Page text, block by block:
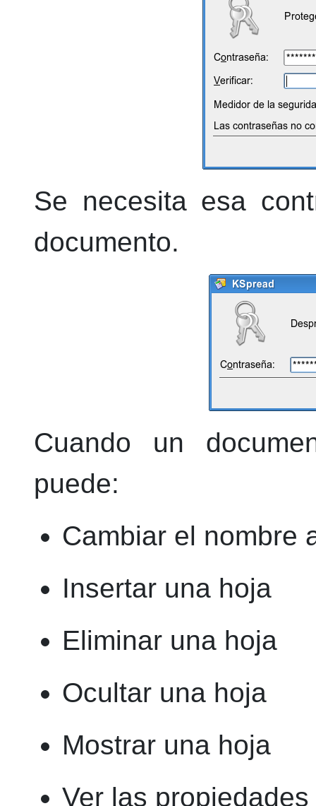
Se necesita esa
documento.
Cuando un
puede:
Cambiar el nombre
Insertar una hoja
Eliminar una hoja
Ocultar una hoja
Mostrar una hoja
Ver las